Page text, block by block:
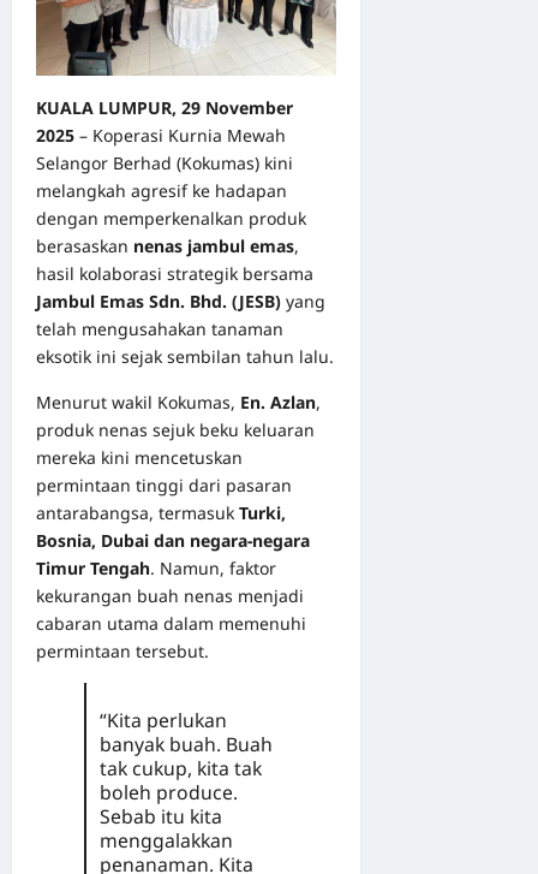
KUALA LUMPUR, 29 November
2025 – Koperasi Kurnia Mewah
Selangor Berhad (Kokumas) kini
melangkah agresif ke hadapan
dengan memperkenalkan produk
berasaskan nenas jambul emas,
hasil kolaborasi strategik bersama
Jambul Emas Sdn. Bhd. (JESB) yang
telah mengusahakan tanaman
eksotik ini sejak sembilan tahun lalu.
Menurut wakil Kokumas, En. Azlan,
produk nenas sejuk beku keluaran
mereka kini mencetuskan
permintaan tinggi dari pasaran
antarabangsa, termasuk Turki,
Bosnia, Dubai dan negara-negara
Timur Tengah. Namun, faktor
kekurangan buah nenas menjadi
cabaran utama dalam memenuhi
permintaan tersebut.
“Kita perlukan
banyak buah. Buah
tak cukup, kita tak
boleh produce.
Sebab itu kita
menggalakkan
penanaman. Kita